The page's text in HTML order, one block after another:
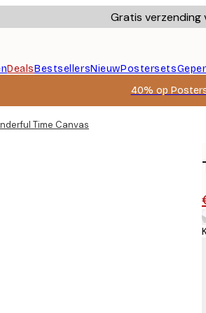
Gratis verzending
DealsBestsellersNieuwPostersets
40% op
Time Canvas